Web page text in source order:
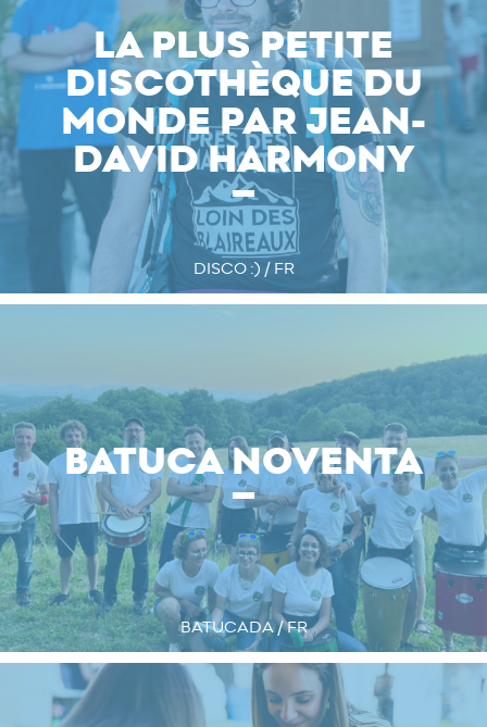
LA PLUS PETITE
DISCOTHÈQUE DU
MONDE PAR JEAN-
DAVID HARMONY
DISCO :) / FR
BATUCA NOVENTA
BATUCADA / FR